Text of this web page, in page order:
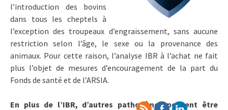
l’introduction des bovins
dans tous les cheptels à
l’exception des troupeaux d’engraissement, sans aucune
restriction selon l’âge, le sexe ou la provenance des
animaux. Pour cette raison, l’analyse IBR à l’achat ne fait
plus l’objet de mesures d’encouragement de la part du
Fonds de santé et de l’ARSIA.
En plus de l’IBR, d’autres pathogènes peuvent être